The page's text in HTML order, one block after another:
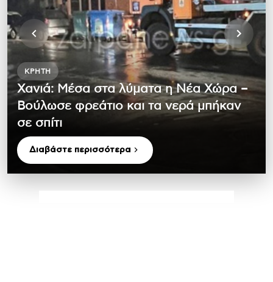
ΚΡΉΤΗ
Χανιά: Μέσα στα λύματα η Νέα Χώρα –
Βούλωσε φρεάτιο και τα νερά μπήκαν
σε σπίτι
Διαβάστε περισσότερα